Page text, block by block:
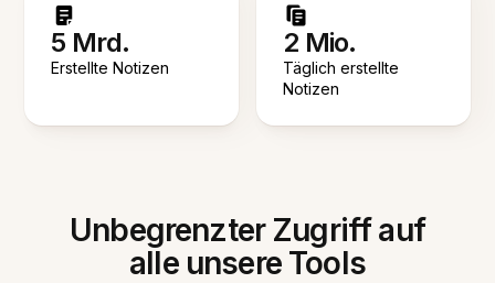
5 Mrd.
Erstellte Notizen
2 Mio.
Täglich erstellte
Notizen
Unbegrenzter Zugriff auf
alle unsere Tools